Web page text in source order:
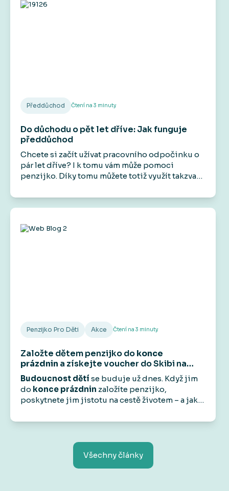
televizních reklam.
Předdůchod Čtení na 3 minuty
Do důchodu o pět let dříve: Jak funguje
předdůchod
Chcete si začít užívat pracovního odpočinku o
pár let dříve? I k tomu vám může pomoci
penzijko. Díky tomu můžete totiž využít takzvaný
důchodu vám umožní přestat pracovat před
dosažením důchodového věku, aniž by došlo k
Má to však svá pravidla a podmínky.
Penzijko Pro Děti Akce Čtení na 3 minuty
Založte dětem penzijko dokonce
prázdnin a získejte voucher do Skibi na
1 000 Kč
Budoucnost dětíse buduje už dnes. Když jim
do konce prázdnin založíte penzijko,
poskytnete jim jistotu na cestě životem – a jako
na 1 000 Kč.Protože radost by měla být teď
Všechny články